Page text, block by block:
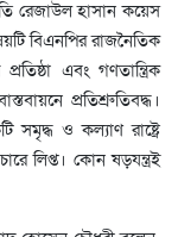
রেজাউল হাসান কয়েস
বিএনপির রাজনৈতিক
এবং গণতান্ত্রিক
প্রতিশ্রুতিবদ্ধ।
ও কল্যাণ রাষ্ট্রে
লিপ্ত। কোন ষড়যন্ত্রই